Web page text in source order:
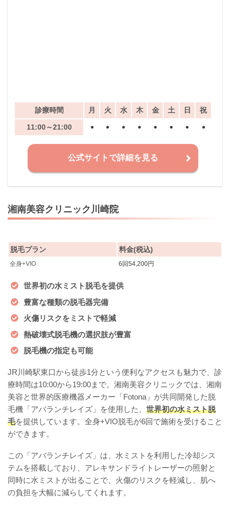
診療時間 月 火 水 木 金 土 日 祝
11:00～21:00 ● ● ● ● ● ● ● ●
公式サイトで詳細を見る
湘南美容クリニック川崎院
脱毛プラン 料金(税込)
全身+VIO 6回54,200円
世界初の水ミスト脱毛を提供
豊富な種類の脱毛器完備
火傷リスクをミストで軽減
熱破壊式脱毛機の選択肢が豊富
脱毛機の指定も可能
JR川崎駅東口から徒歩1分という便利なアクセスも魅力で、診
療時間は10:00から19:00まで。湘南美容クリニックでは、湘南
美容と世界的医療機器メーカー「Fotona」が共同開発した脱
毛機「アバランチレイズ」を使用した、 世界初の水ミスト脱
毛を提供しています。全身+VIO脱毛が6回で施術を受けること
ができます。
この「アバランチレイズ」は、水ミストを利用した冷却シス
テムを搭載しており、アレキサンドライトレーザーの照射と
同時に水ミストが出ることで、火傷のリスクを軽減し、肌へ
の負担を大幅に減らしてくれます。